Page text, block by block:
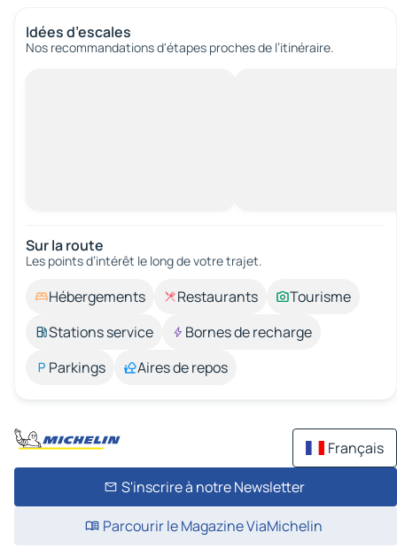
Idées d’escales
Nos recommandations d'étapes proches de l’itinéraire.
Sur la route
Les points d’intérêt le long de votre trajet.
Hébergements Restaurants
Tourisme
Stations service
Bornes de recharge
Parkings
Aires de repos
Français
S'inscrire à notre Newsletter
Parcourir le Magazine ViaMichelin